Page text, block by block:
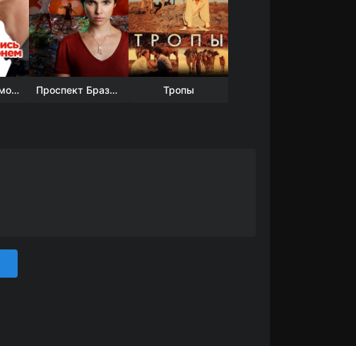
Притворись моим парнем Проспект Бразилии Тропы